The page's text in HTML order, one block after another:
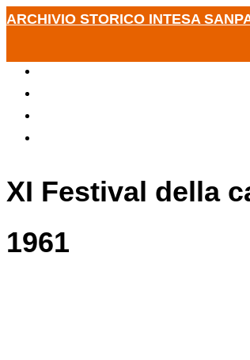
ARCHIVIO STORICO INTESA
XI Festival della
1961